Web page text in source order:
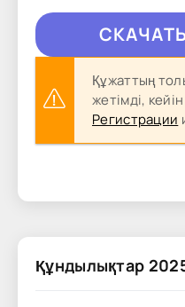
Құжаттың
жетімді, кейін
Регистрации
Құндылықтар